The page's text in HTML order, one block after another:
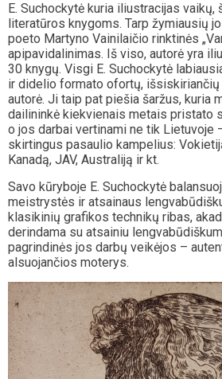
E. Suchockytė kuria iliustracijas vaikų,
literatūros knygoms. Tarp žymiausių
poeto Martyno Vainilaičio rinktinės
apipavidalinimas. Iš viso, autorė yra
30 knygų. Visgi E. Suchockytė
ir didelio formato ofortų,
autorė. Ji taip pat piešia šaržus, kuria
dailininkė kiekvienais metais pristato
o jos darbai vertinami ne tik Lietuvoje
skirtingus pasaulio kampelius:
Kanadą, JAV, Australiją ir kt.
Savo kūryboje E. Suchockytė
meistrystės ir atsainaus
klasikinių grafikos technikų ribas,
derindama su atsainiu
pagrindinės jos darbų veikėjos –
alsuojančios moterys.